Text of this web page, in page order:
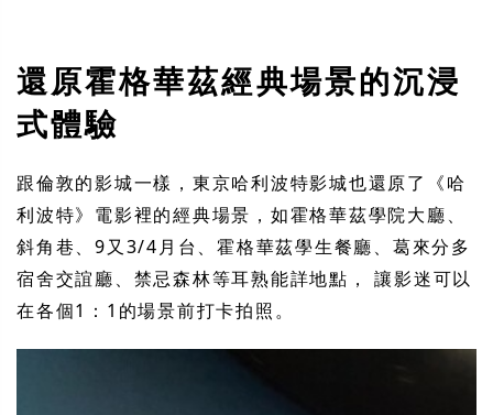
還原霍格華茲經典場景的沉浸
式體驗
跟倫敦的影城一樣，東京哈利波特影城也還原了《哈
利波特》電影裡的經典場景，如霍格華茲學院大廳、
斜角巷、9又3/4月台、霍格華茲學生餐廳、葛來分多
宿舍交誼廳、禁忌森林等耳熟能詳地點，
讓影迷可以
在各個1：1的場景前打卡拍照。